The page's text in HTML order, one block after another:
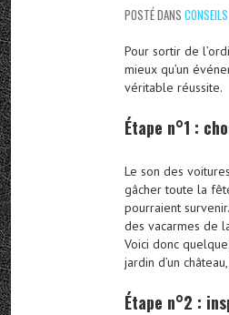
POSTÉ DANS
Pour sortir de
mieux qu’un
véritable réussite.
Étape n°1 :
Le son des
gâcher toute la
pourraient
des vacarmes de
Voici donc
jardin d’un
Étape n°2 :